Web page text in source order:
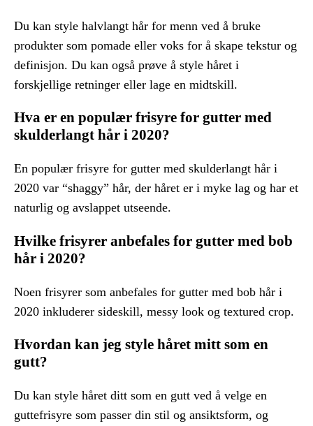
Du kan style halvlangt hår for menn ved å bruke
produkter som pomade eller voks for å skape tekstur og
definisjon. Du kan også prøve å style håret i
forskjellige retninger eller lage en midtskill.
Hva er en populær frisyre for gutter med
skulderlangt hår i 2020?
En populær frisyre for gutter med skulderlangt hår i
2020 var “shaggy” hår, der håret er i myke lag og har et
naturlig og avslappet utseende.
Hvilke frisyrer anbefales for gutter med bob
hår i 2020?
Noen frisyrer som anbefales for gutter med bob hår i
2020 inkluderer sideskill, messy look og textured crop.
Hvordan kan jeg style håret mitt som en
gutt?
Du kan style håret ditt som en gutt ved å velge en
guttefrisyre som passer din stil og ansiktsform, og